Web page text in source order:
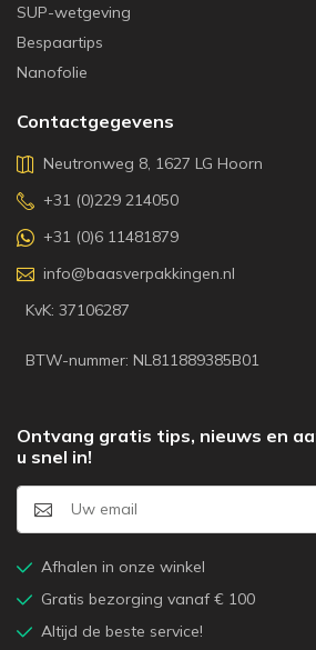
SUP-wetgeving
Bespaartips
Nanofolie
Contactgegevens
Neutronweg 8, 1627 LG Hoorn
+31 (0)229 214050
+31 (0)6 11481879
info@baasverpakkingen.nl
KvK: 37106287
BTW-nummer: NL811889385B01
Ontvang gratis tips, nieuws en
u snel in!
Afhalen in onze winkel
Gratis bezorging vanaf € 100
Altijd de beste service!